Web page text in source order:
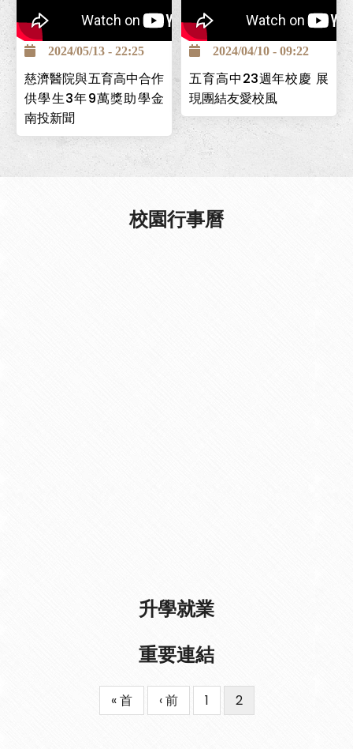
南投巿五育高中為全國第一
個創立的照顧服務科，為讓
學生能安心求學，並保障畢
業後有穩定工作，與台中慈
濟醫院簽署「攜手高昇獎助
學金」計畫，提供學生高中
在校期間3年9萬元，且畢業
後可至台中慈濟醫院工作。
2024/05/13 - 22:25
慈濟醫院與五育高中合作
供學生3年9萬獎助學金
南投新聞
2024/04/10 - 09:22
五育高中23週年校慶 展
現團結友愛校風
校園行事曆
升學就業
重要連結
First
page
« 首
Previous
page
‹ 前 Page
1
目
前
2